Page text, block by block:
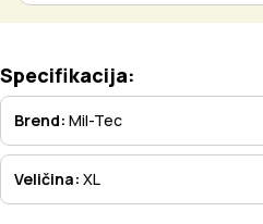
Specifikacija:
Brend: Mil-Tec
Veličina: XL